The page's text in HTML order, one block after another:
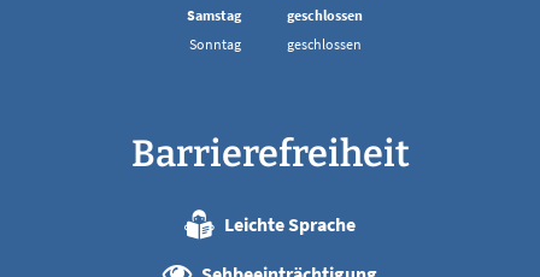
Von 08:00 bis 13:00 Uhr
Samstag
geschlossen
Sonntag
geschlossen
Barrierefreiheit
Leichte Sprache